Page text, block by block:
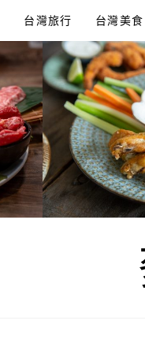
台灣旅行 台灣美食